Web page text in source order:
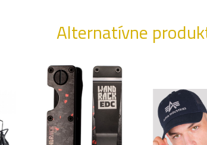
Alternatívne